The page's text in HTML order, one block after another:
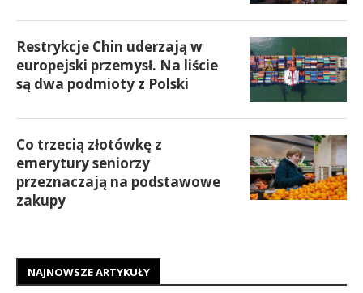
Restrykcje Chin uderzają w
europejski przemysł. Na liście
są dwa podmioty z Polski
Co trzecią złotówkę z
emerytury seniorzy
przeznaczają na podstawowe
zakupy
NAJNOWSZE ARTYKUŁY